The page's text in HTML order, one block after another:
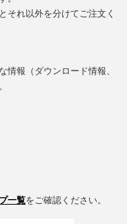
それ以外を分けてご注文く
情報（ダウンロード情報、
一覧をご確認ください。